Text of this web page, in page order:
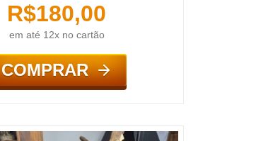
R$180,00
em até 12x no cartão
COMPRAR